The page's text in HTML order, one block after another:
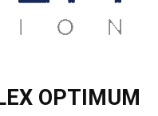
OPTIMUM